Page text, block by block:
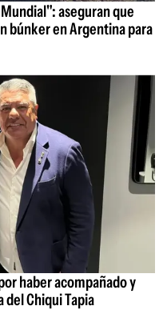
aseguran que
búnker en Argentina para
haber acompañado y
Chiqui Tapia